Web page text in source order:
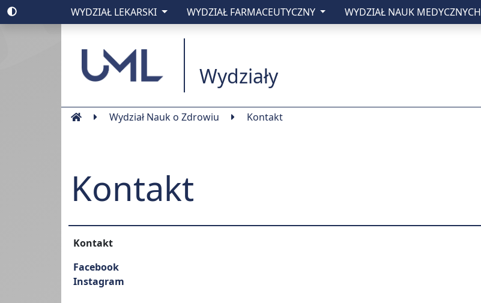
WYDZIAŁ LEKARSKI WYDZIAŁ FARMACEUTYCZNY WYDZIAŁ NAUK MEDYCZNYCH
Uniwesytet Medyczny w Lublinie
Wydziały
Wydział Nauk o Zdrowiu Kontakt
Kontakt
Kontakt
Facebook
Instagram